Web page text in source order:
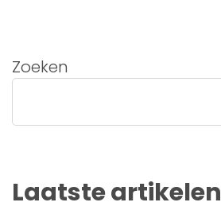
Zoeken
Laatste artikelen